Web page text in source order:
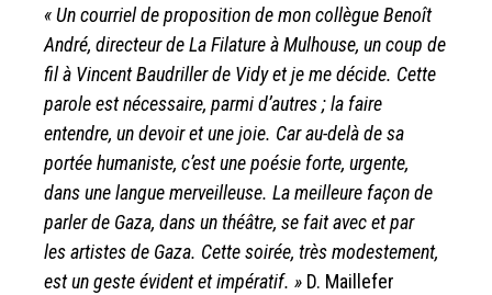
« Un courriel de proposition de mon collègue Benoît
André, directeur de La Filature à Mulhouse, un coup de
fil à VincentBaudriller de Vidy et je me décide. Cette
parole est nécessaire, parmi d’autres ; la faire
entendre, un devoir et une joie. Car au-delà de sa
portée humaniste, c’est une poésie forte, urgente,
dans une langue merveilleuse. La meilleure façonde
parler de Gaza, dans un théâtre, se fait avec et par
lesartistes de Gaza. Cette soirée, très modestement,
est ungeste évident et impératif. » D. Maillefer